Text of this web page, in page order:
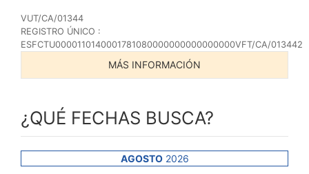
VUT/CA/01344
REGISTRO ÚNICO :
ESFCTU0000110140001781080000000000000000VFT/CA/013442
MÁS INFORMACIÓN
¿QUÉ FECHAS BUSCA?
AGOSTO2026